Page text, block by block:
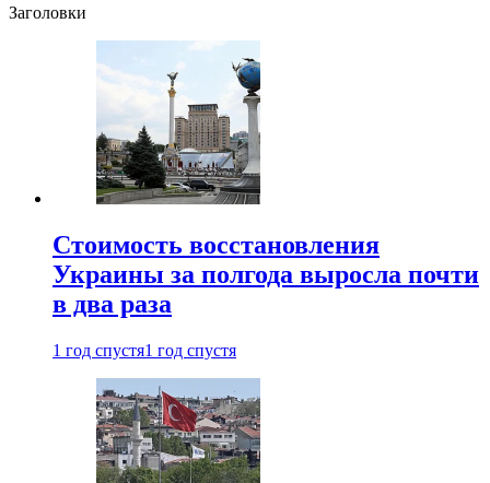
Заголовки
Стоимость восстановления
Украины за полгода выросла почти
в два раза
1 год спустя1 год спустя